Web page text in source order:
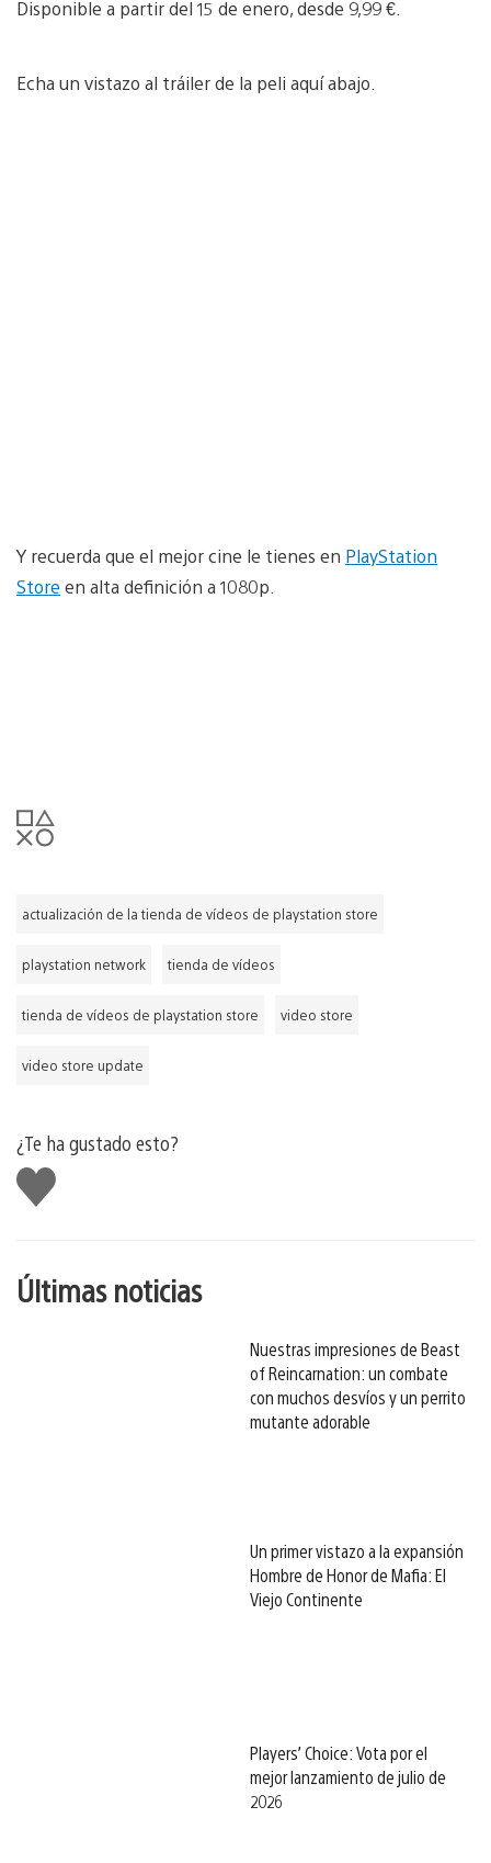
Disponible a partir del 15 de enero, desde 9,99 €.
Echa un vistazo al tráiler de la peli aquí abajo.
Y recuerda que el mejor cine le tienes en PlayStation
Store en alta definición a 1080p.
actualización de la tienda de vídeos de playstation store
playstation network tienda de vídeos
tienda de vídeos de playstation store video store
video store update
¿Te ha gustado esto?
Me
gusta
Últimas noticias
Nuestras impresiones de Beast
of Reincarnation: un combate
con muchos desvíos y un perrito
mutante adorable
Un primer vistazo a la expansión
Hombre de Honor de Mafia: El
Viejo Continente
Players’ Choice: Vota por el
mejor lanzamiento de julio de
2026